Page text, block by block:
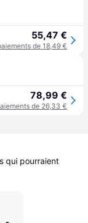
55,47 €
de 18,49 €
78,99 €
de 26,33 €
qui pourraient